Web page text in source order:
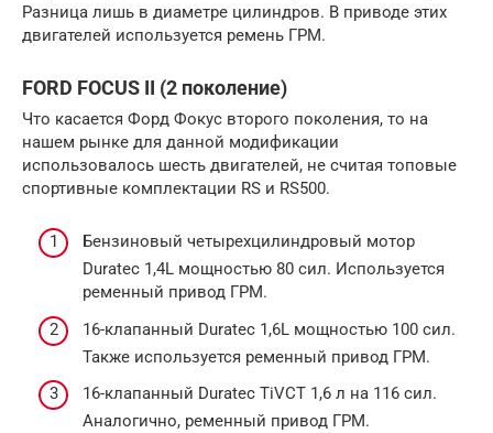
Разница лишь в диаметре цилиндров. В приводе этих
двигателей используется ремень ГРМ.
FORD FOCUS II (2 поколение)
Что касается Форд Фокус второго поколения, то на
нашем рынке для данной модификации
использовалось шесть двигателей, не считая топовые
спортивные комплектации RS и RS500.
Бензиновый четырехцилиндровый мотор
Duratec 1,4L мощностью 80 сил. Используется
ременный привод ГРМ.
16-клапанный Duratec 1,6L мощностью 100 сил.
Также используется ременный привод ГРМ.
16-клапанный Duratec TiVCT 1,6 л на 116 сил.
Аналогично, ременный привод ГРМ.